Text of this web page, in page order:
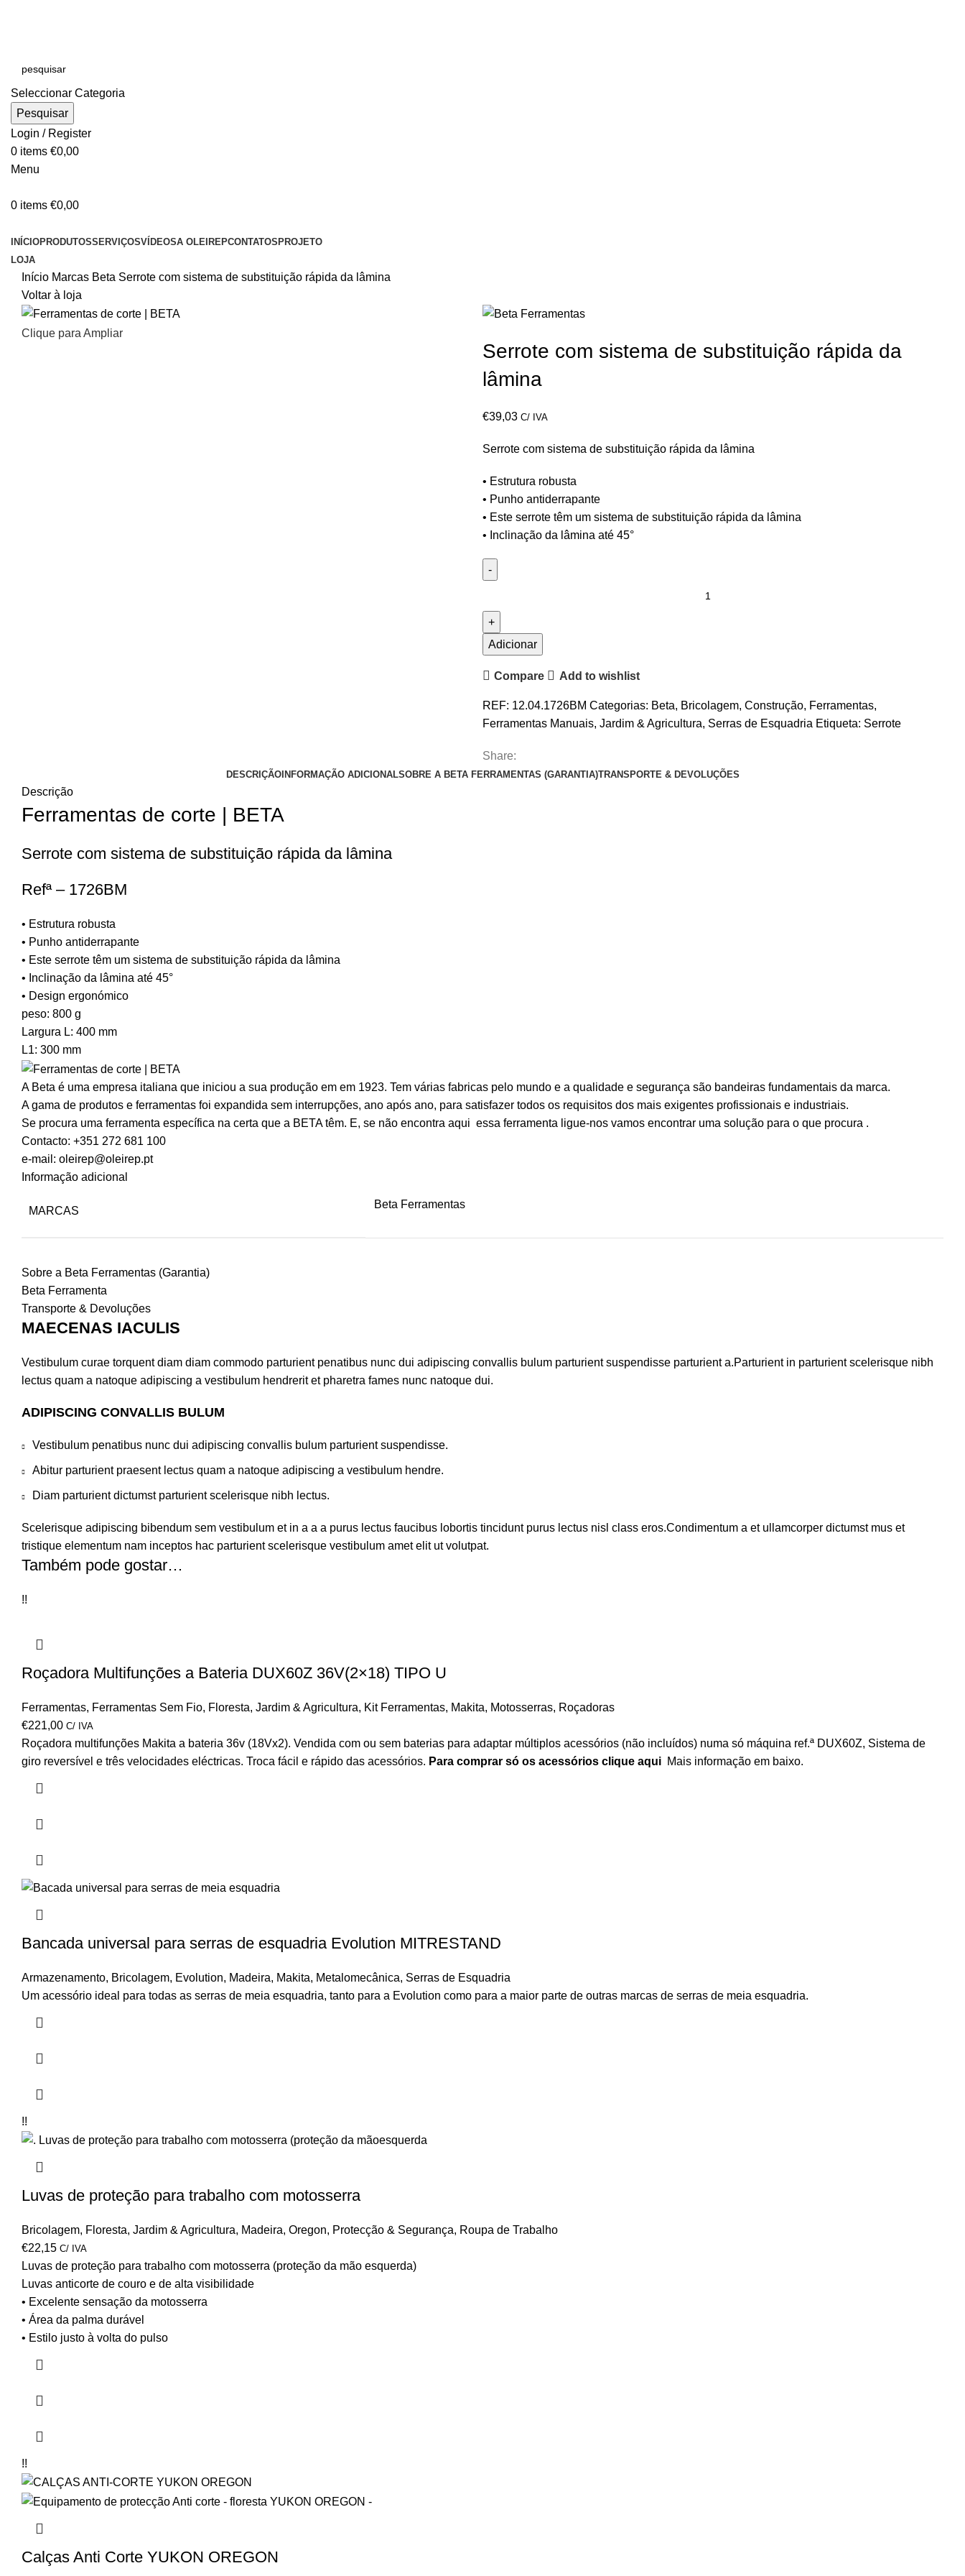
Seleccionar Categoria
Pesquisar
Login / Register
0 items €0,00
Menu
0 items €0,00
INÍCIOPRODUTOSSERVIÇOSVÍDEOSA OLEIREPCONTATOS PROJETO
LOJA
Início Marcas Beta Serrote com sistema de substituição rápida da lâmina
Voltar à loja
Clique para Ampliar
Serrote com sistema de substituição rápida da
lâmina
€39,03 C/ IVA
Serrote com sistema de substituição rápida da lâmina
• Estrutura robusta
• Punho antiderrapante
• Este serrote têm um sistema de substituição rápida da lâmina
• Inclinação da lâmina até 45°
Adicionar
Compare Add to wishlist
REF: 12.04.1726BM Categorias: Beta, Bricolagem, Construção, Ferramentas,
Ferramentas Manuais, Jardim & Agricultura, Serras de Esquadria Etiqueta: Serrote
Share:
DESCRIÇÃOINFORMAÇÃO ADICIONALSOBRE A BETA FERRAMENTAS (GARANTIA)TRANSPORTE & DEVOLUÇÕES
Descrição
Ferramentas de corte | BETA
Serrote com sistema de substituição rápida da lâmina
Refª – 1726BM
• Estrutura robusta
• Punho antiderrapante
• Este serrote têm um sistema de substituição rápida da lâmina
• Inclinação da lâmina até 45°
• Design ergonómico
peso: 800 g
Largura L: 400 mm
L1: 300 mm
A Beta é uma empresa italiana que iniciou a sua produção em em 1923. Tem várias fabricas pelo mundo e a qualidade e segurança são bandeiras fundamentais da marca.
A gama de produtos e ferramentas foi expandida sem interrupções, ano após ano, para satisfazer todos os requisitos dos mais exigentes profissionais e industriais.
Se procura uma ferramenta específica na certa que a BETA têm. E, se não encontra aqui essa ferramenta ligue-nos vamos encontrar uma solução para o que procura .
Contacto: +351 272 681 100
e-mail: oleirep@oleirep.pt
Informação adicional
MARCAS
Beta Ferramentas
Sobre a Beta Ferramentas (Garantia)
Beta Ferramenta
Transporte & Devoluções
MAECENAS IACULIS
Vestibulum curae torquent diam diam commodo parturient penatibus nunc dui adipiscing convallis bulum parturient suspendisse parturient a.Parturient in parturient scelerisque nibh
lectus quam a natoque adipiscing a vestibulum hendrerit et pharetra fames nunc natoque dui.
ADIPISCING CONVALLIS BULUM
Vestibulum penatibus nunc dui adipiscing convallis bulum parturient suspendisse.
Abitur parturient praesent lectus quam a natoque adipiscing a vestibulum hendre.
Diam parturient dictumst parturient scelerisque nibh lectus.
Scelerisque adipiscing bibendum sem vestibulum et in a a a purus lectus faucibus lobortis tincidunt purus lectus nisl class eros.Condimentum a et ullamcorper dictumst mus et
tristique elementum nam inceptos hac parturient scelerisque vestibulum amet elit ut volutpat.
Também pode gostar…
!!
Roçadora Multifunções a Bateria DUX60Z 36V(2×18) TIPO U
Ferramentas, Ferramentas Sem Fio, Floresta, Jardim & Agricultura, Kit Ferramentas, Makita, Motosserras, Roçadoras
€221,00 C/ IVA
Roçadora multifunções Makita a bateria 36v (18Vx2). Vendida com ou sem baterias para adaptar múltiplos acessórios (não incluídos) numa só máquina ref.ª DUX60Z, Sistema de
giro reversível e três velocidades eléctricas. Troca fácil e rápido das acessórios. Para comprar só os acessórios clique aqui Mais informação em baixo.
Bancada universal para serras de esquadria Evolution MITRESTAND
Armazenamento, Bricolagem, Evolution, Madeira, Makita, Metalomecânica, Serras de Esquadria
Um acessório ideal para todas as serras de meia esquadria, tanto para a Evolution como para a maior parte de outras marcas de serras de meia esquadria.
!!
Luvas de proteção para trabalho com motosserra
Bricolagem, Floresta, Jardim & Agricultura, Madeira, Oregon, Protecção & Segurança, Roupa de Trabalho
€22,15 C/ IVA
Luvas de proteção para trabalho com motosserra (proteção da mão esquerda)
Luvas anticorte de couro e de alta visibilidade
• Excelente sensação da motosserra
• Área da palma durável
• Estilo justo à volta do pulso
!!
Calças Anti Corte YUKON OREGON